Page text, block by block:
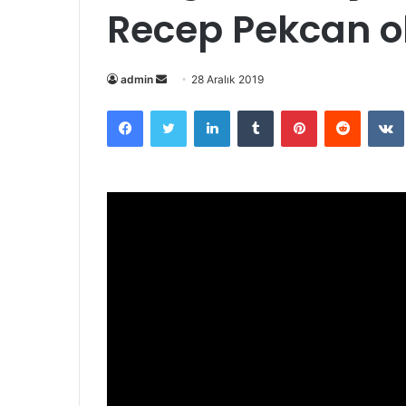
Recep Pekcan
admin
Bir
posta
göndermek
28 Aralık 2019
FacebookTwitter LinkedInTumblr PinterestReddit